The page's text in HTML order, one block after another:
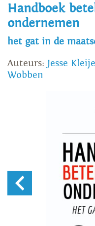
Handboek
ondernemen
het gat in de
Auteurs: Jesse
Wobben